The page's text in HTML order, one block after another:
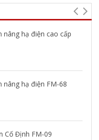
nâng hạ điện cao cấp
nâng hạ điện FM-68
Cố Định FM-09